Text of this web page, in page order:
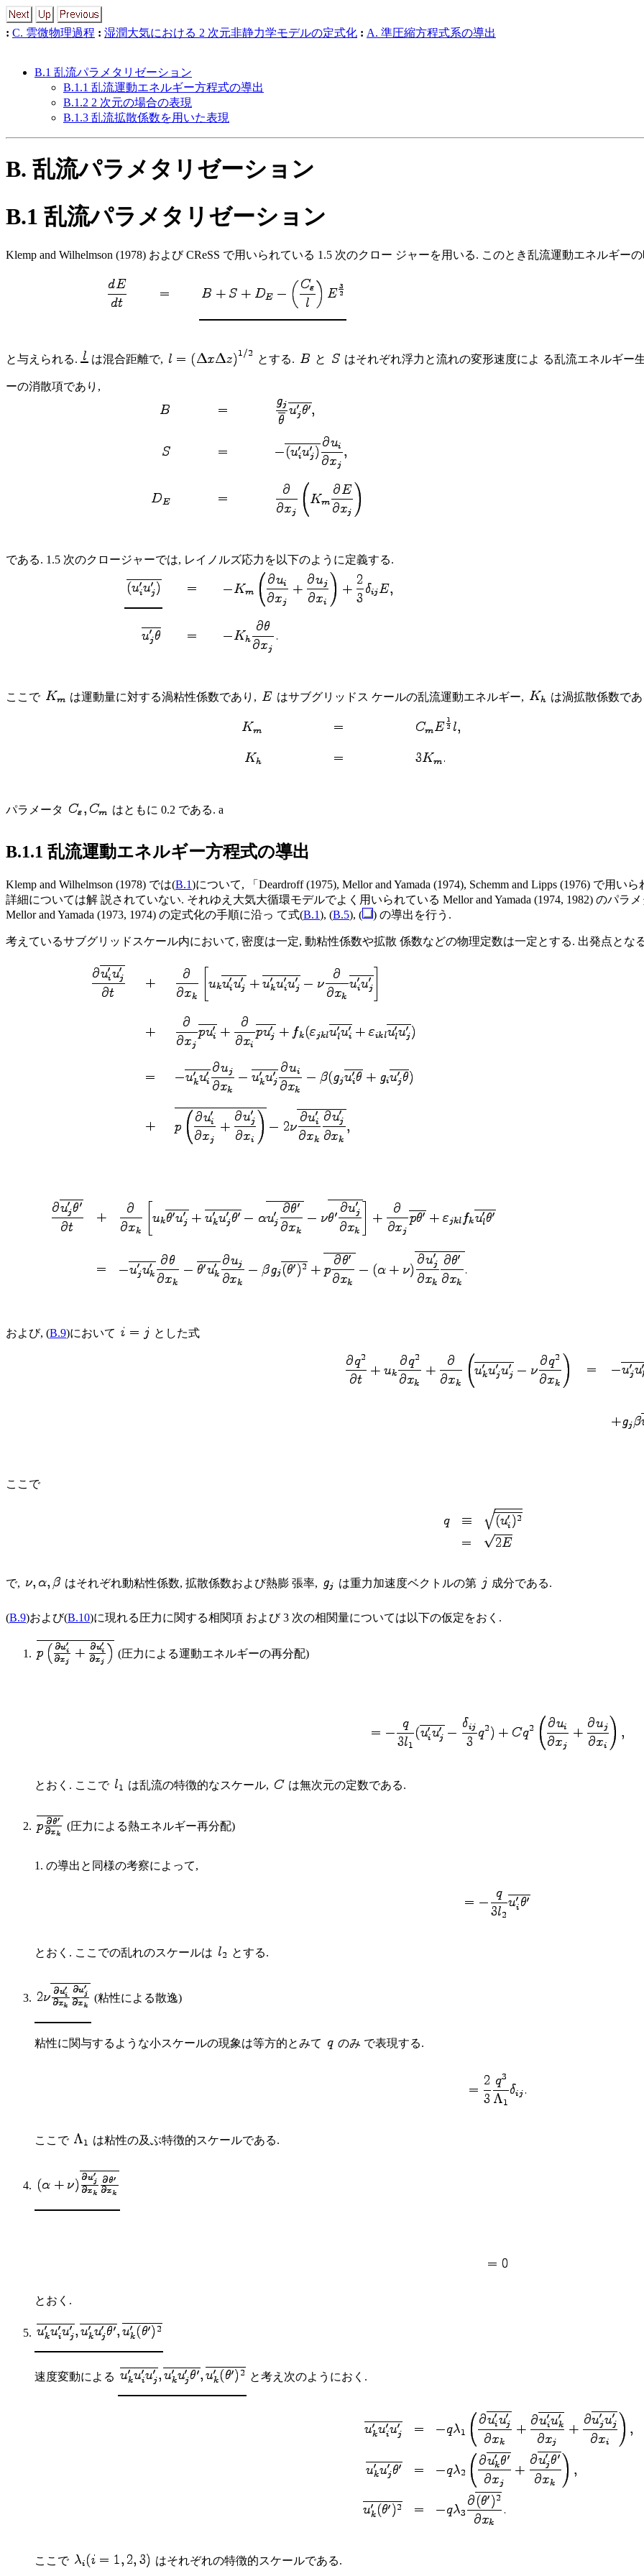
: C. 雲微物理過程 : 湿潤大気における 2 次元非静力学モデルの定式化 : A. 準圧縮方程式系の導出
B.1 乱流パラメタリゼーション
B.1.1 乱流運動エネルギー方程式の導出
B.1.2 2 次元の場合の表現
B.1.3 乱流拡散係数を用いた表現
B. 乱流パラメタリゼーション
B.1 乱流パラメタリゼーション
Klemp and Wilhelmson (1978) および CReSS で用いられている 1.5 次のクロー ジャーを用いる. このとき乱流運動エネルギー
と与えられる. は混合距離で, とする. と はそれぞれ浮力と流れの変形速度によ る乱流エネルギー
ーの消散項であり,
である. 1.5 次のクロージャーでは, レイノルズ応力を以下のように定義する.
ここで は運動量に対する渦粘性係数であり, はサブグリッドス ケールの乱流運動エネルギー, は渦拡散係数であ
パラメータ はともに 0.2 である. a
B.1.1 乱流運動エネルギー方程式の導出
Klemp and Wilhelmson (1978) では(B.1)について, 「Deardroff (1975), Mellor and Yamada (1974), Schemm and Lipps (1976) で用
詳細については解 説されていない. それゆえ大気大循環モデルでよく用いられている Mellor and Yamada (1974, 1982) のパ
Mellor and Yamada (1973, 1974) の定式化の手順に沿っ て式(B.1), (B.5), ( ) の導出を行う.
考えているサブグリッドスケール内において, 密度は一定, 動粘性係数や拡散 係数などの物理定数は一定とする. 出発点となる
および, (B.9)において とした式
ここで
で, はそれぞれ動粘性係数, 拡散係数および熱膨 張率, は重力加速度ベクトルの第 成分である.
(B.9)および(B.10)に現れる圧力に関する相関項 および 3 次の相関量については以下の仮定をおく.
(圧力による運動エネルギーの再分配)
とおく. ここで は乱流の特徴的なスケール, は無次元の定数である.
(圧力による熱エネルギー再分配)
1. の導出と同様の考察によって,
とおく. ここでの乱れのスケールは とする.
(粘性による散逸)
粘性に関与するような小スケールの現象は等方的とみて のみ で表現する.
ここで は粘性の及ぶ特徴的スケールである.
とおく.
速度変動による と考え次のようにおく.
ここで はそれぞれの特徴的スケールである.